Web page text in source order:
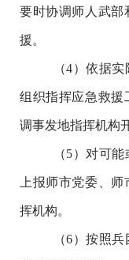
要时协调师人武部
援。
（4）依据
组织指挥应急救援
调事发地指挥机构
（5）对可
上报师市党委、
挥机构。
（6）按照